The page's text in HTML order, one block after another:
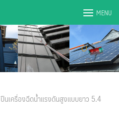
MENU
ปืนเครื่องฉีดน้ำแรงดันสูงแบบยาว 5.4